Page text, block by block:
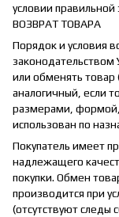
условии правильной
ВОЗВРАТ ТОВАРА
Порядок и условия
законодательством
или обменять
аналогичный, если
размерами,
использован по
Покупатель имеет
надлежащего
покупки. Обмен
производится при
(отсутствуют следы